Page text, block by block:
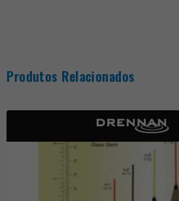
Produtos Relacionados